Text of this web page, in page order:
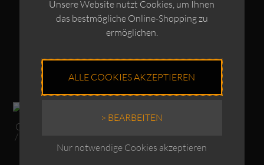
OSKA Kleid 613 /
TECHNOSTRETCH
OSKA Jacke 512 /
TECHNOSTRETCH
OSKA Pullover/Bluse 539
/ TECHNOSTRETCH MIT
PUNKTEDRUCK
€
Unsere Website nutzt Cookies, um Ihnen
das bestmögliche Online-Shopping zu
ermöglichen.
ALLE COOKIES AKZEPTIEREN
> BEARBEITEN
Nur notwendige Cookies akzeptieren